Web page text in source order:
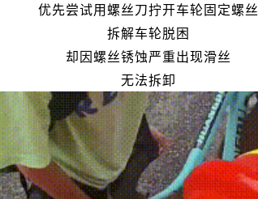
优先尝试用螺丝刀拧开车轮固定螺丝
拆解车轮脱困
却因螺丝锈蚀严重出现滑丝
无法拆卸